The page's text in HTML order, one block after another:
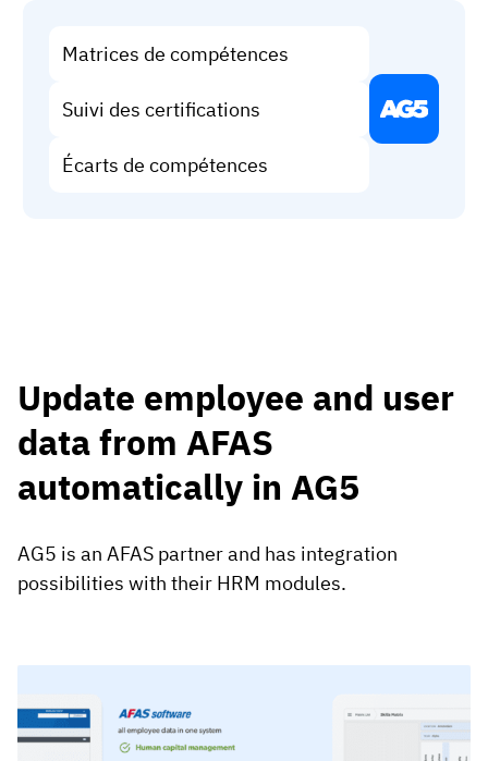
Matrices de compétences
Suivi des certifications
Écarts de compétences
Update employee and user
data from AFAS
automatically in AG5
AG5 is an AFAS partner and has integration
possibilities with their HRM modules.